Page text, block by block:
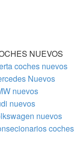
NUEVOS
coches nuevos
Nuevos
nuevos
nuevos
nuevos
coches